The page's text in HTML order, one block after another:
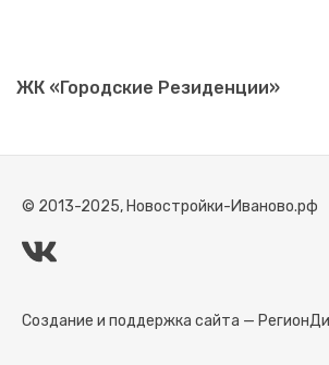
ЖК «Городские Резиденции»
© 2013-2025, Новостройки-Иваново.рф
Создание и поддержка сайта —